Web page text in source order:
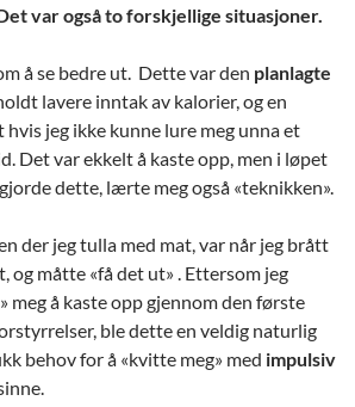
var også to forskjellige situasjoner.
å se bedre ut. Dette var den planlagte
lavere inntak av kalorier, og en
hvis jeg ikke kunne lure meg unna et
Det var ekkelt å kaste opp, men i løpet
dette, lærte meg også «teknikken».
der jeg tulla med mat, var når jeg brått
og måtte «få det ut» . Ettersom jeg
meg å kaste opp gjennom den første
ble dette en veldig naturlig
behov for å «kvitte meg» med impulsiv